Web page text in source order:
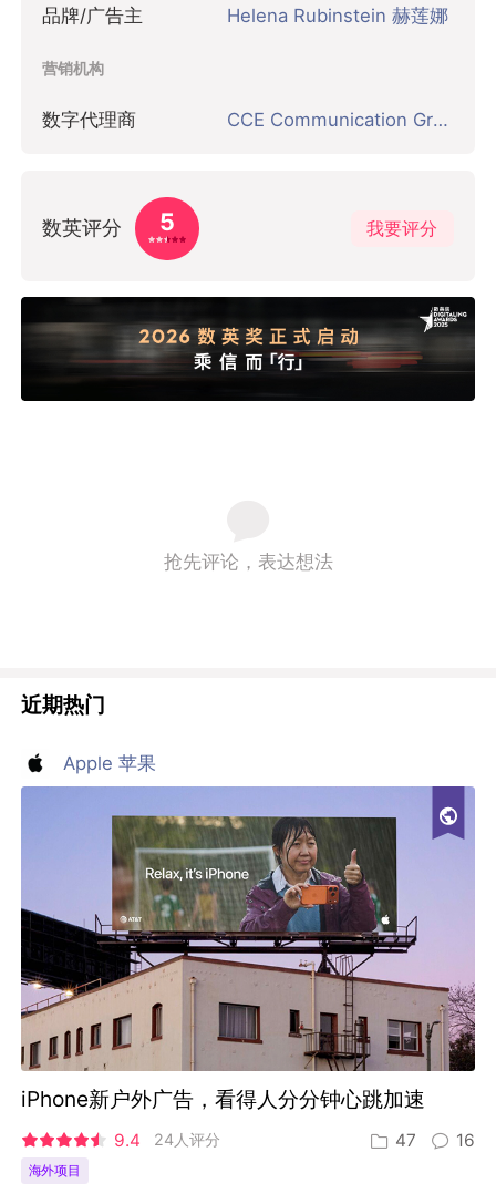
品牌/广告主 Helena Rubinstein 赫莲娜
营销机构
数字代理商 CCE Communication Group 上海
数英评分 5 我要评分
抢先评论，表达想法
近期热门
Apple 苹果
iPhone新户外广告，看得人分分钟心跳加速
9.4 24人评分 47 16
海外项目